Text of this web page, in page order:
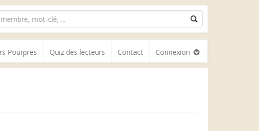
Pourpres Quiz des lecteurs Contact Connexion